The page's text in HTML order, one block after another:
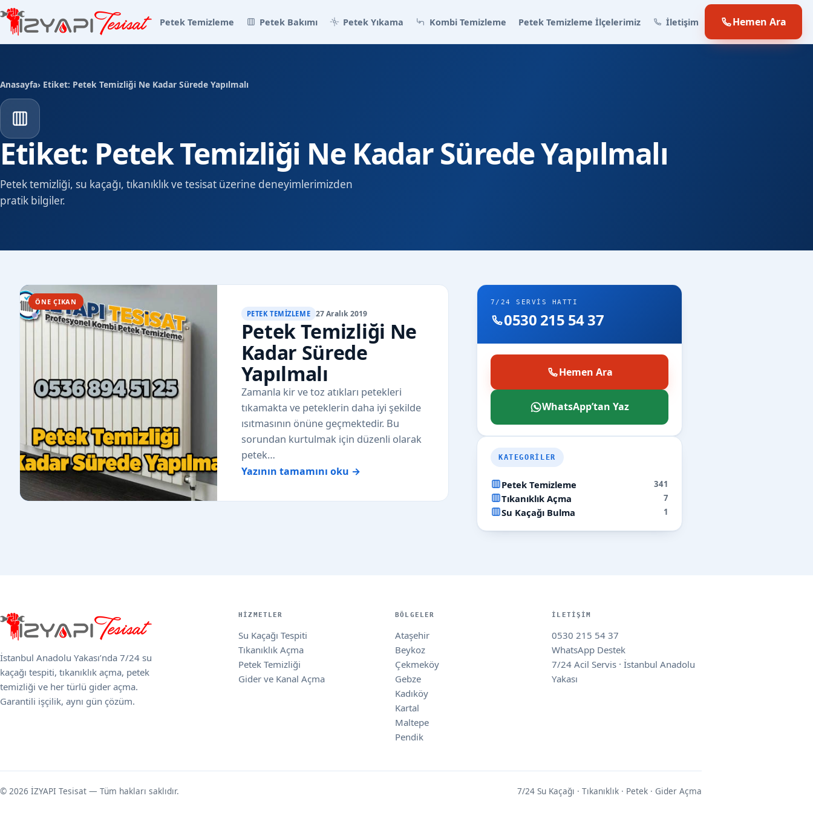
Petek Temizleme Petek Bakımı Petek Yıkama Kombi Temizleme Petek Temizleme İlçelerimiz İletişim Hemen Ara
Anasayfa› Etiket: Petek Temizliği Ne Kadar Sürede Yapılmalı
Etiket: Petek Temizliği Ne Kadar Sürede Yapılmalı
Petek temizliği, su kaçağı, tıkanıklık ve tesisat üzerine deneyimlerimizden
pratik bilgiler.
ÖNE ÇIKAN
PETEK TEMIZLEME
27 Aralık 2019
Petek Temizliği Ne
Kadar Sürede
Yapılmalı
Zamanla kir ve toz atıkları petekleri
tıkamakta ve peteklerin daha iyi şekilde
ısıtmasının önüne geçmektedir. Bu
sorundan kurtulmak için düzenli olarak
petek…
Yazının tamamını oku →
7/24 SERVIS HATTI
0530 215 54 37
Hemen Ara
WhatsApp’tan Yaz
KATEGORILER
Petek Temizleme 341
Tıkanıklık Açma 7
Su Kaçağı Bulma 1
İstanbul Anadolu Yakası’nda 7/24 su
kaçağı tespiti, tıkanıklık açma, petek
temizliği ve her türlü gider açma.
Garantili işçilik, aynı gün çözüm.
HIZMETLER
Su Kaçağı Tespiti
Tıkanıklık Açma
Petek Temizliği
Gider ve Kanal Açma
BÖLGELER
Ataşehir
Beykoz
Çekmeköy
Gebze
Kadıköy
Kartal
Maltepe
Pendik
İLETIŞIM
0530 215 54 37
WhatsApp Destek
7/24 Acil Servis · İstanbul Anadolu
Yakası
© 2026 İZYAPI Tesisat — Tüm hakları saklıdır. 7/24 Su Kaçağı · Tıkanıklık · Petek · Gider Açma